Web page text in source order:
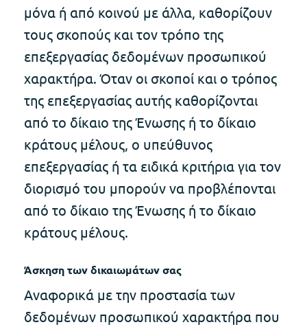
μόνα ή από κοινού με άλλα, καθορίζουν
τους σκοπούς και τον τρόπο της
επεξεργασίας δεδομένων προσωπικού
χαρακτήρα. Όταν οι σκοποί και ο τρόπος
της επεξεργασίας αυτής καθορίζονται
από το δίκαιο της Ένωσης ή το δίκαιο
κράτους μέλους, ο υπεύθυνος
επεξεργασίας ή τα ειδικά κριτήρια για τον
διορισμό του μπορούν να προβλέπονται
από το δίκαιο της Ένωσης ή το δίκαιο
κράτους μέλους.
Άσκηση των δικαιωμάτων σας
Αναφορικά με την προστασία των
δεδομένων προσωπικού χαρακτήρα που